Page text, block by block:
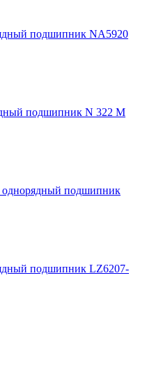
подшипник NA5920
подшипник N 322 M
однорядный подшипник
подшипник LZ6207-